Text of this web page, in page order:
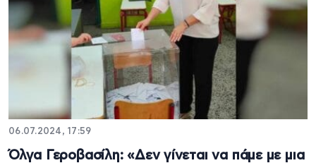
06.07.2024, 17:59
Όλγα Γεροβασίλη: «Δεν γίνεται να πάμε με μια